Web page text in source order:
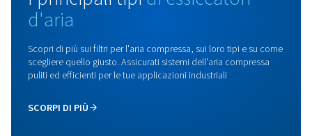
Ricambi
garantendo affidabilità, tempi di fermo ridotti, qualità